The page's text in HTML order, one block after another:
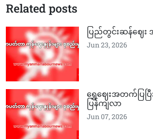
Related posts
ပြည်တွင်းဆန်ဈေ
Jun 23, 2026
ရွှေဈေးအတက်ပြပ
ပြန်ကျလာ
Jun 07, 2026